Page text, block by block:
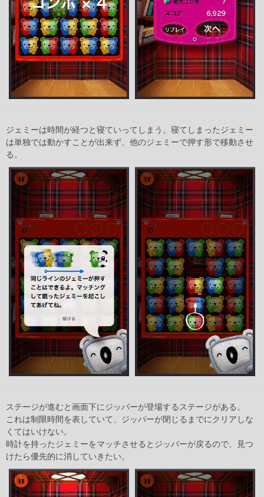
ジェミーは時間が経つと寝ていってしまう。寝てしまったジェミー
は単独では動かすことが出来ず、他のジェミーで押す形で移動させ
る。
ステージが進むと画面下にジッパーが登場するステージがある。
これは制限時間を表していて、ジッパーが閉じるまでにクリアしな
くてはいけない。
時計を持ったジェミーをマッチさせるとジッパーが戻るので、見つ
けたら優先的に消していきたい。